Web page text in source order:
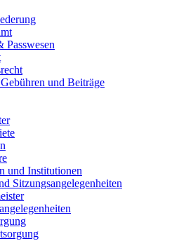
Passwesen
und Beiträge
und Institutionen
Sitzungsangelegenheiten